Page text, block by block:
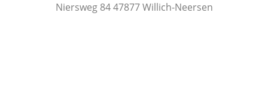
Niersweg 84 47877 Willich-Neersen